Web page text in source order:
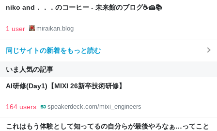
niko and．．．のコーヒー - 未来館のブログ☕🍰📚
1 user miraikan.blog
同じサイトの新着をもっと読む
いま人気の記事
AI研修(Day1)【MIXI 26新卒技術研修】
164 users speakerdeck.com/mixi_engineers
これはもう体験として知ってるの自分らが最後やろなぁ…ってこと